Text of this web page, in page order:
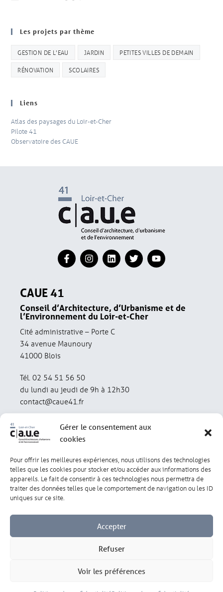
Gérer le consentement aux
cookies
Pour offrir les meilleures expériences, nous utilisons des technologies
telles que les cookies pour stocker et/ou accéder aux informations des
appareils. Le fait de consentir à ces technologies nous permettra de
traiter des données telles que le comportement de navigation ou les ID
uniques sur ce site.
Accepter
Refuser
Voir les préférences
Les projets par thème
GESTION DE L'EAU JARDIN PETITES VILLES DE DEMAIN
RÉNOVATION SCOLAIRES
Liens
Atlas des paysages du Loir-et-Cher
Pilote 41
Observatoire des CAUE
CAUE 41
Conseil d’Architecture, d’Urbanisme et de
l’Environnement du Loir-et-Cher
Cité administrative – Porte C
34 avenue Maunoury
41000 Blois
Tél. 02 54 51 56 50
du lundi au jeudi de 9h à 12h30
contact@caue41.fr
Mentions légales Politique de confidentialité
Lexique Réalisation : olivgraphic.com